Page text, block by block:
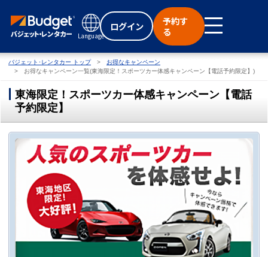
Language
ログイン
予約す
る
バジェット･レンタカー トップ
お得なキャンペーン
お得なキャンペーン一覧(東海限定！スポーツカー体感キャンペーン【電話予約限定】)
東海限定！スポーツカー体感キャンペーン【電話
予約限定】